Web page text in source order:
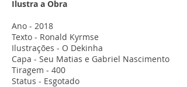
Ilustra a Obra
Ano - 2018
Texto - Ronald Kyrmse
Ilustrações - O Dekinha
Capa - Seu Matias e Gabriel Nascimento
Tiragem - 400
Status - Esgotado